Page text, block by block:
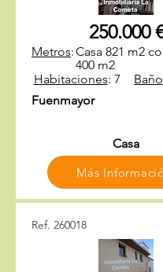
250.000 €
Metros:Casa 821 m2
400 m2
Habitaciones: 7
Fuenmayor
Casa
Más
Ref. 260018